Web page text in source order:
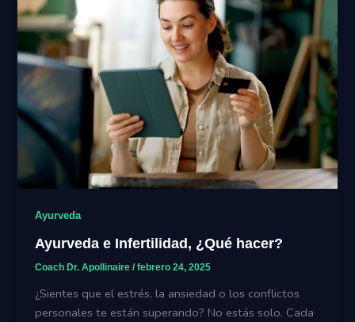
Ayurveda
Ayurveda e Infertilidad, ¿Qué hacer?
Coach Dr. Apollinaire/febrero 24, 2025
¿Sientes que el estrés, la ansiedad o los conflictos
personales te están superando? No estás solo. Cada